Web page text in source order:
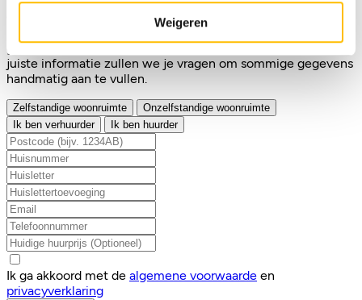
Weigeren
Om een quickscan van een woning te doen voer je
hieronder de adresgegevens in. Vervolgens halen we de
gegevens op uit de BAG. Indien deze niet beschikt over de
juiste informatie zullen we je vragen om sommige gegevens
handmatig aan te vullen.
Zelfstandige woonruimte
Onzelfstandige woonruimte
Ik ben verhuurder
Ik ben huurder
Ik ga akkoord met de algemene voorwaarde en
privacyverklaring